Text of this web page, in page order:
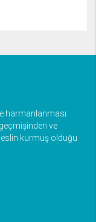
harmanlanması
ve
kurmuş olduğu